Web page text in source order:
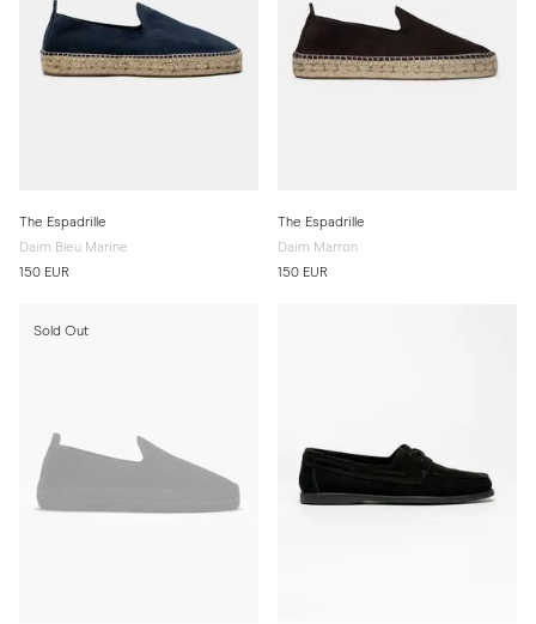
The Espadrille
Daim Bleu Marine
150 EUR
The Espadrille
Daim Marron
150 EUR
Sold Out